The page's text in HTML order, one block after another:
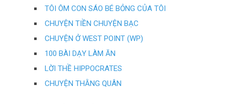
TÔI ÔM CON SÁO BÉ BỎNG CỦA TÔI
CHUYỆN TIỀN CHUYỆN BẠC
CHUYỆN Ở WEST POINT (WP)
100 BÀI DẠY LÀM ĂN
LỜI THỀ HIPPOCRATES
CHUYỆN THẰNG QUÂN